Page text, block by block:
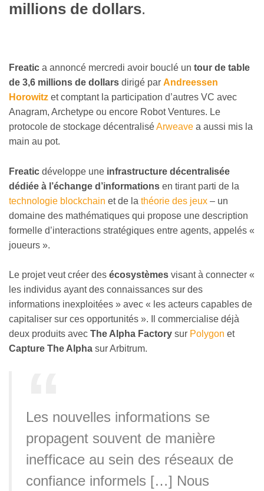
millions de dollars.
Freatic a annoncé mercredi avoir bouclé un tour de table
de 3,6 millions de dollars dirigé par Andreessen
Horowitz et comptant la participation d’autres VC avec
Anagram, Archetype ou encore Robot Ventures. Le
protocole de stockage décentraliséArweave a aussi mis la
main au pot.
Freatic développe une infrastructure décentralisée
dédiée à l’échange d’informations en tirant parti de la
technologie blockchain et de la théorie des jeux – un
domaine des mathématiques qui propose une description
formelle d’interactions stratégiques entre agents, appelés «
joueurs ».
Le projet veut créer des écosystèmes visant à connecter «
les individus ayant des connaissances sur des
informations inexploitées » avec « les acteurs capables de
capitaliser sur ces opportunités ». Il commercialise déjà
deux produits avec The Alpha Factory sur Polygon et
Capture The Alpha sur Arbitrum.
Les nouvelles informations se
propagent souvent de manière
inefficace au sein des réseaux de
confiance informels […] Nous